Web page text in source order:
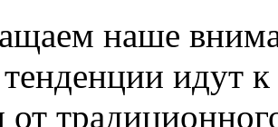
наше
идут